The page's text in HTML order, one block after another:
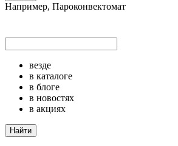
Например, Пароконвектомат
везде
в каталоге
в блоге
в новостях
в акциях
Найти